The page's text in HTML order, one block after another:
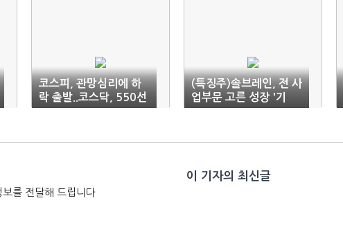
코스피, 관망심리에 하
락 출발..코스닥, 550선
돌파 (9:10)
(특징주)솔브레인, 전 사
업부문 고른 성장 '기
대'..강세
보를 전달해 드립니다
이 기자의 최신글